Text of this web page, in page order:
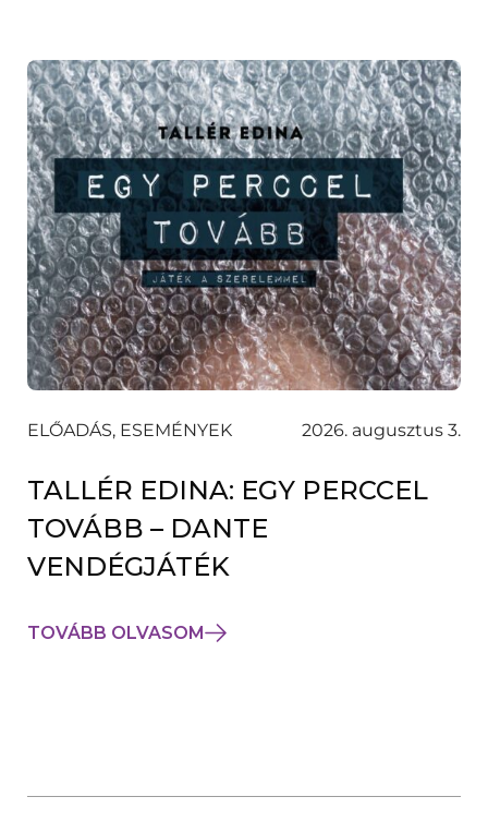
ELŐADÁS, ESEMÉNYEK 2026. augusztus 3.
TALLÉR EDINA: EGY PERCCEL
TOVÁBB – DANTE
VENDÉGJÁTÉK
TOVÁBB OLVASOM